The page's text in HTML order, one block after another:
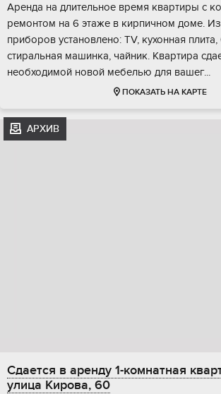
Аренда на длительное время квартиры с
ремонтом на 6 этаже в кирпичном доме.
приборов установлено: TV, кухонная
стиральная машинка, чайник. Квартира
необходимой новой мебелью для вашег...
ПОКАЗАТЬ НА КАРТЕ
АРХИВ
Сдается в аренду 1-комнатная
улица Кирова, 60